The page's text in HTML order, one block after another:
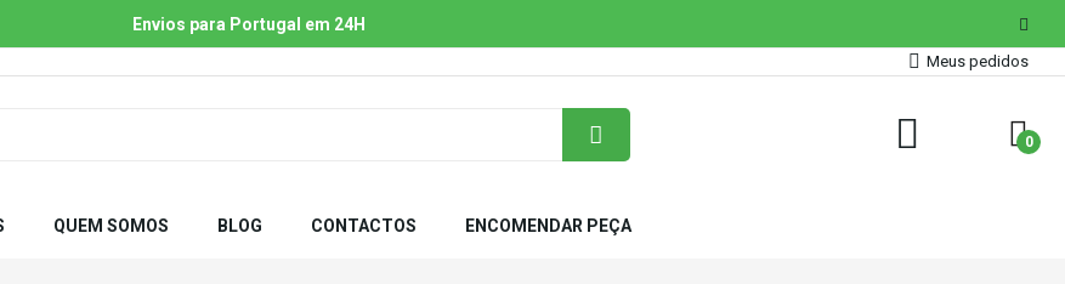
Envios para Portugal em 24H
Meus pedidos
0
QUEM SOMOS BLOG CONTACTOS ENCOMENDAR PEÇA